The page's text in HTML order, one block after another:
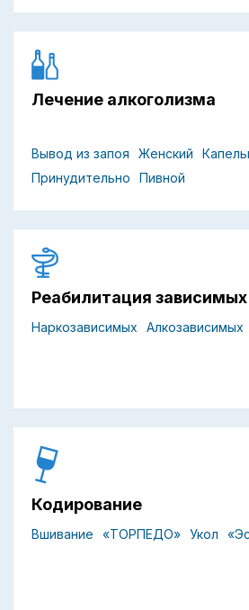
Лечение алкоголизма
Вывод из запоя Женский
Принудительно
Пивной
Реабилитация зависимых
Наркозависимых Алкозависимых
Кодирование
Вшивание «ТОРПЕДО» Укол